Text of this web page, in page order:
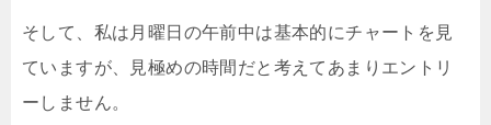
そして、私は月曜日の午前中は基本的にチャートを見
ていますが、見極めの時間だと考えてあまりエントリ
ーしません。